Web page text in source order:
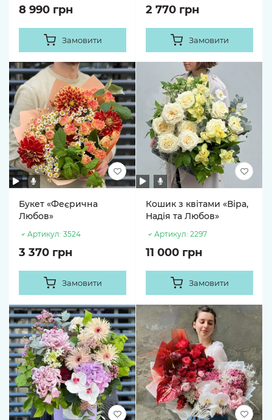
8 990 грн
Замовити
2 770 грн
Замовити
Букет «Феєрична
Любов»
Артикул: 3524
3 370 грн
Замовити
Кошик з квітами «Віра,
Надія та Любов»
Артикул: 2297
11 000 грн
Замовити